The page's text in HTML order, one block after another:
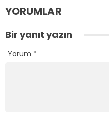
YORUMLAR
Bir yanıt yazın
Yorum *